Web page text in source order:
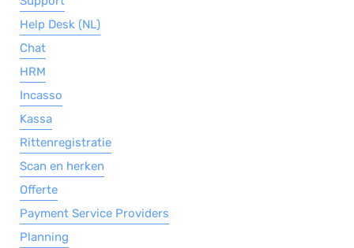
Help Desk (NL)
Chat
HRM
Incasso
Kassa
Rittenregistratie
Scan en herken
Offerte
Payment Service Providers
Planning